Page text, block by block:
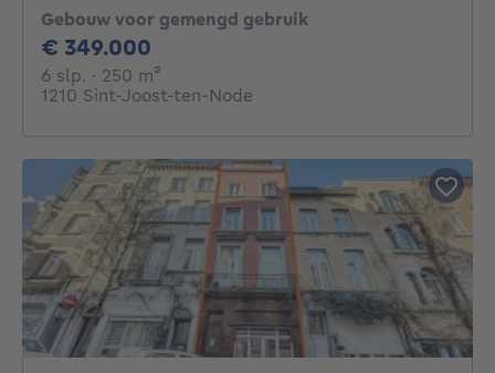
Gebouw voor gemengd gebruik
€ 349.000
6 slp. 6 slaapkamers
· 250 m²
1210 Sint-Joost-ten-Node